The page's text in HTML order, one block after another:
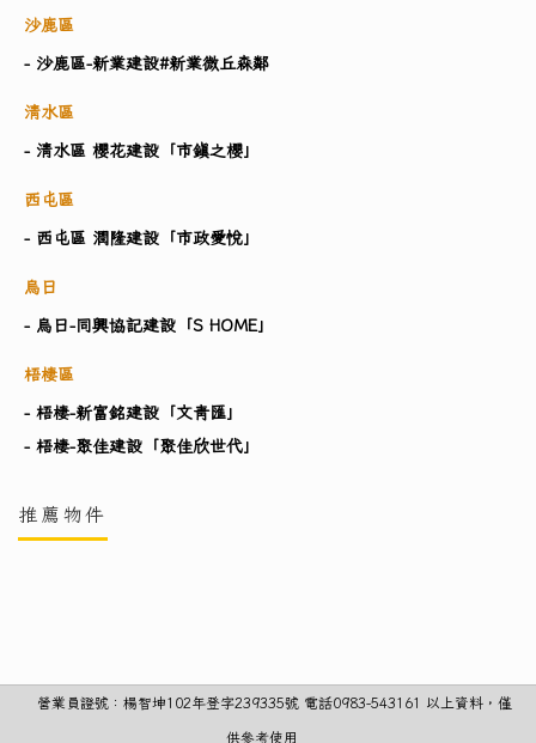
沙鹿區
- 沙鹿區-新業建設#新業微丘森鄰
清水區
- 清水區 櫻花建設「市鎮之櫻」
西屯區
- 西屯區 潤隆建設「市政愛悅」
烏日
- 烏日-同興協記建設「S HOME」
梧棲區
- 梧棲-新富銘建設「文青匯」
- 梧棲-聚佳建設「聚佳欣世代」
推薦物件
營業員證號：楊智坤102年登字239335號 電話0983-543161 以上資料，僅
供參考使用